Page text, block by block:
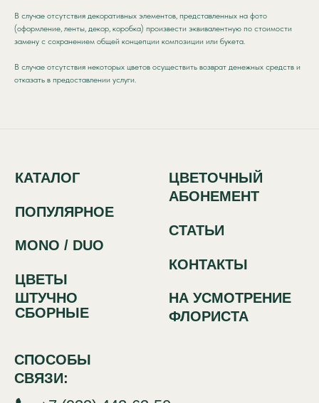
В случае отсутствия декоративных элементов, представленных на фото
(оформление, ленты, декор, коробка) произвести эквивалентную по стоимости
замену с сохранением общей концепции композиции или букета.
В случае отсутствия некоторых цветов осуществить возврат денежных средств и
отказать в предоставлении услуги.
MONO / DUO
ЦВЕТЫ
СБОРНЫЕ ФЛОРИСТА
КОНТАКТЫ
Проспект Карла Маркса 6
Сайт разработан в IT-компании Asmart
Политика обработки персональных
данных